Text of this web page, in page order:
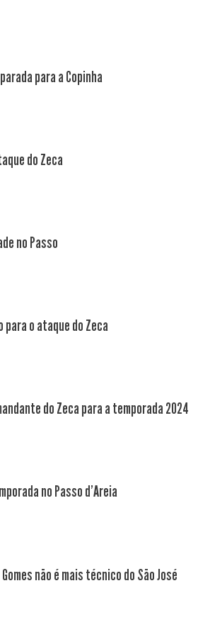
para a Copinha
do Zeca
no Passo
o ataque do Zeca
do Zeca para a temporada 2024
no Passo d'Areia
Gomes não é mais técnico do São José